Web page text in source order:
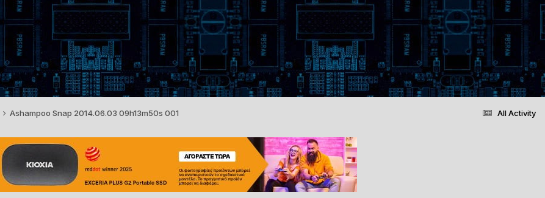
All Activity
Ashampoo Snap 2014.06.03 09h13m50s 001